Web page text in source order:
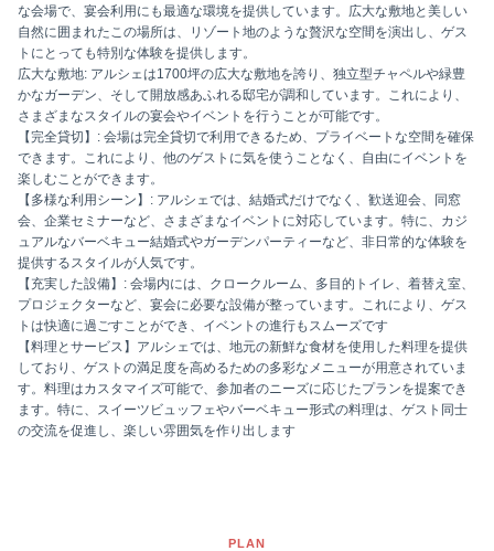
な会場で、宴会利用にも最適な環境を提供しています。広大な敷地と美しい
自然に囲まれたこの場所は、リゾート地のような贅沢な空間を演出し、ゲス
トにとっても特別な体験を提供します。
広大な敷地: アルシェは1700坪の広大な敷地を誇り、独立型チャペルや緑豊
かなガーデン、そして開放感あふれる邸宅が調和しています。これにより、
さまざまなスタイルの宴会やイベントを行うことが可能です。
【完全貸切】: 会場は完全貸切で利用できるため、プライベートな空間を確保
できます。これにより、他のゲストに気を使うことなく、自由にイベントを
楽しむことができます。
【多様な利用シーン】: アルシェでは、結婚式だけでなく、歓送迎会、同窓
会、企業セミナーなど、さまざまなイベントに対応しています。特に、カジ
ュアルなバーベキュー結婚式やガーデンパーティーなど、非日常的な体験を
提供するスタイルが人気です。
【充実した設備】: 会場内には、クロークルーム、多目的トイレ、着替え室、
プロジェクターなど、宴会に必要な設備が整っています。これにより、ゲス
トは快適に過ごすことができ、イベントの進行もスムーズです
【料理とサービス】アルシェでは、地元の新鮮な食材を使用した料理を提供
しており、ゲストの満足度を高めるための多彩なメニューが用意されていま
す。料理はカスタマイズ可能で、参加者のニーズに応じたプランを提案でき
ます。特に、スイーツビュッフェやバーベキュー形式の料理は、ゲスト同士
の交流を促進し、楽しい雰囲気を作り出します
PLAN